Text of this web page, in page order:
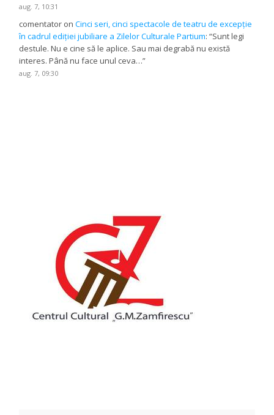
aug. 7, 10:31
comentator onCinci seri, cinci spectacole de teatru de excepție
în cadrul ediției jubiliare a Zilelor Culturale Partium: “Sunt legi
destule. Nu e cine să le aplice. Sau mai degrabă nu există
interes. Până nu face unul ceva…”
aug. 7, 09:30